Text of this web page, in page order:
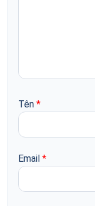
Tên *
Email *